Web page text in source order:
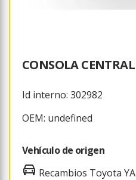
CONSOLA
Id interno: 302982
OEM: undefined
Vehículo de origen
Recambios Toyota